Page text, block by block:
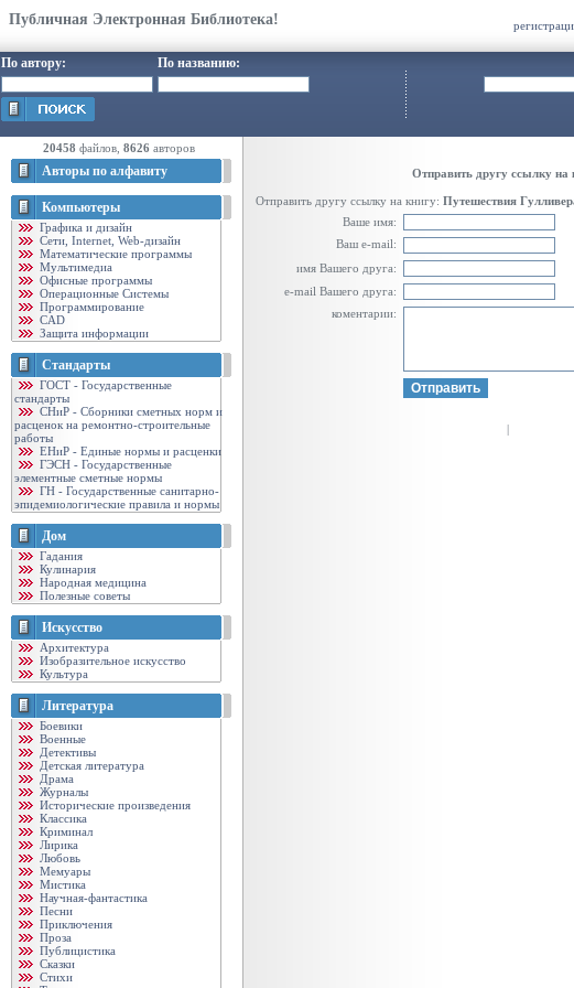
Публичная Электронная Библиотека!
По автору: По названию:
20458 файлов, 8626 авторов
Авторы по алфавиту
Компьютеры
Графика и дизайн
Cети, Internet, Web-дизайн
Математические программы
Мультимедиа
Офисные программы
Операционные Системы
Программирование
CAD
Защита информации
Стандарты
ГОСТ - Государственные
стандарты
CНиР - Сборники сметных норм и
расценок на ремонтно-строительные
работы
ЕНиР - Единые нормы и расценки
ГЭСН - Государственные
элементные сметные нормы
ГН - Государственные санитарно-
эпидемиологические правила и нормы
Дом
Гадания
Кулинария
Народная медицина
Полезные советы
Искусство
Архитектура
Изобразительное искусство
Культура
Литература
Боевики
Военные
Детективы
Детская литература
Драма
Журналы
Исторические произведения
Классика
Криминал
Лирика
Любовь
Мемуары
Мистика
Научная-фантастика
Песни
Приключения
Проза
Публицистика
Сказки
Стихи
Отправить другу ссылку на
Отправить другу ссылку на книгу: Путешествия
Ваше имя:
Ваш e-mail:
имя Вашего друга:
e-mail Вашего друга:
коментарии:
|